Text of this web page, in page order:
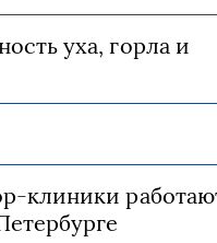
уха, горла и
клиники